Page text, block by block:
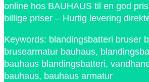
online hos BAUHAUS til en god
billige priser – Hurtig levering
Keywords: blandingsbatteri bruser
brusearmatur bauhaus,
bauhaus blandingsbatteri,
bauhaus, bauhaus armatur